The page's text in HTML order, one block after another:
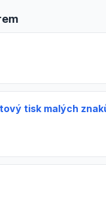
tisk malých